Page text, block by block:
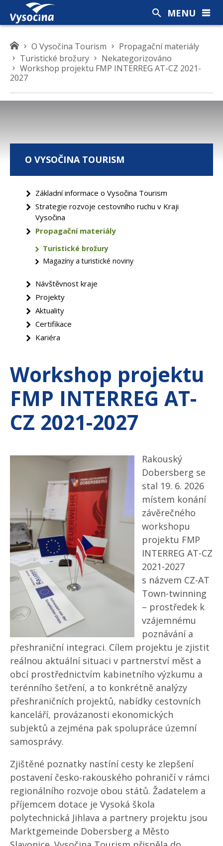
K
d
e
s
e
h
í
O Vysočina Tourism
Propagační materiály
Turistické brožury
Nekategorizováno
Workshop projektu FMP INTERREG AT-CZ 2021-
2027
Workshop projektu
FMP INTERREG AT-
CZ 2021-2027
Rakouský
Dobersberg se
stal 19. 6. 2026
místem konání
závěrečného
workshopu
projektu FMP
INTERREG AT-CZ
2021-2027
s názvem CZ-AT
Town-twinning
– prostředek k
vzájemnému
poznávání a
přeshraniční integraci. Cílem projektu je zjistit
reálnou aktuální situaci v partnerství měst a
obcí prostřednictvím kabinetního výzkumu a
terénního šetření, a to konkrétně analýzy
přeshraničních projektů, nabídky cestovních
kanceláří, provázanosti ekonomických
subjektů a zejména pak spolupráce územní
samosprávy.
Zjištěné poznatky nastíní cesty ke zlepšení
postavení česko-rakouského pohraničí v rámci
regionálního rozvoje obou států. Žadatelem a
příjemcem dotace je Vysoká škola
polytechnická Jihlava a partnery projektu jsou
Marktgemeinde Dobersberg a Město
O VYSOČINA TOURISM
Základní informace o Vysočina Tourism
Strategie rozvoje cestovního ruchu v Kraji
Vysočina
Propagační materiály
Turistické brožury
Magazíny a turistické noviny
Návštěvnost kraje
Projekty
Aktuality
Certifikace
Kariéra
MENU